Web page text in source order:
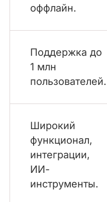
оффлайн.
Поддержка до
1 млн
пользователей.
Широкий
функционал,
интеграции,
ИИ-
инструменты.